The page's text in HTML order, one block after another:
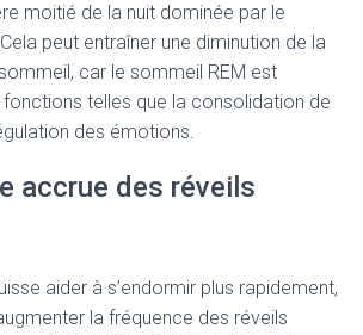
moitié de la nuit dominée par le
peut entraîner une diminution de la
car le sommeil REM est
telles que la consolidation de
des émotions.
accrue des réveils
aider à s’endormir plus rapidement,
la fréquence des réveils